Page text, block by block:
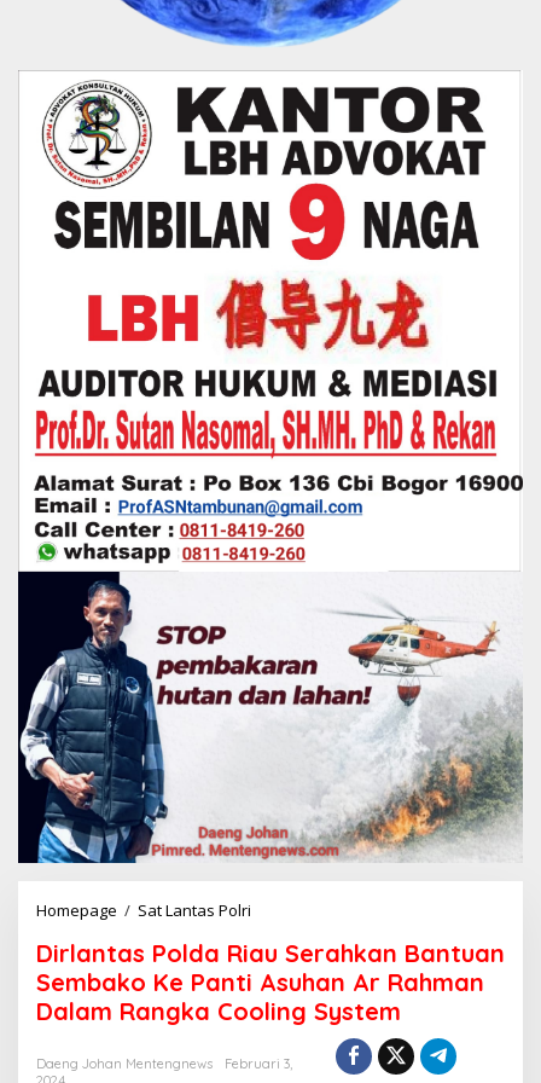
Homepage / Sat Lantas Polri
r
n
a
Dirlantas Polda Riau Serahkan Bantuan
Sembako Ke Panti Asuhan Ar Rahman
Dalam Rangka Cooling System
Daeng Johan Mentengnews
Februari 3,